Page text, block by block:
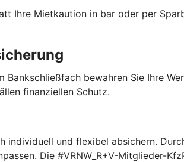
Ihre Mietkaution in bar oder per
bewahren Sie Ihre
finanziellen Schutz.
individuell und flexibel absichern.
Die #VRNW_R+V-Mitglieder-